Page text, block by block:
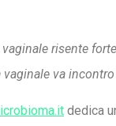
risente
va
dedica